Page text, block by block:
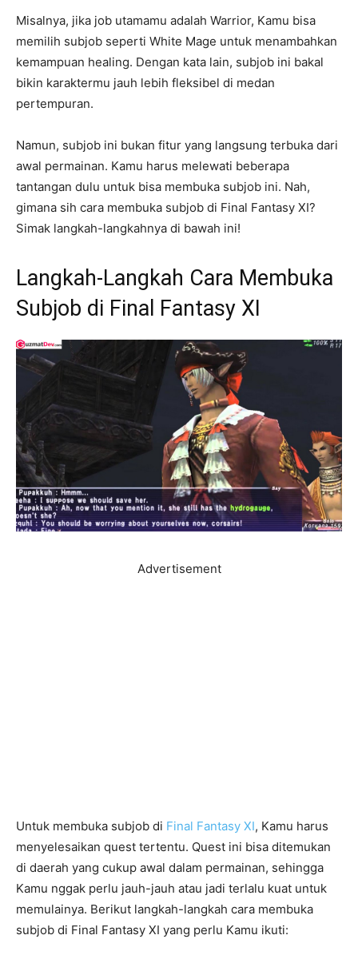
Misalnya, jika job utamamu adalah Warrior, Kamu bisa
memilih subjob seperti White Mage untuk menambahkan
kemampuan healing. Dengan kata lain, subjob ini bakal
bikin karaktermu jauh lebih fleksibel di medan
pertempuran.
Namun, subjob ini bukan fitur yang langsung terbuka dari
awal permainan. Kamu harus melewati beberapa
tantangan dulu untuk bisa membuka subjob ini. Nah,
gimana sih cara membuka subjob di Final Fantasy XI?
Simak langkah-langkahnya di bawah ini!
Langkah-Langkah Cara Membuka
Subjob di Final Fantasy XI
Advertisement
Untuk membuka subjob di Final Fantasy XI, Kamu harus
menyelesaikan quest tertentu. Quest ini bisa ditemukan
di daerah yang cukup awal dalam permainan, sehingga
Kamu nggak perlu jauh-jauh atau jadi terlalu kuat untuk
memulainya. Berikut langkah-langkah cara membuka
subjob di Final Fantasy XI yang perlu Kamu ikuti: